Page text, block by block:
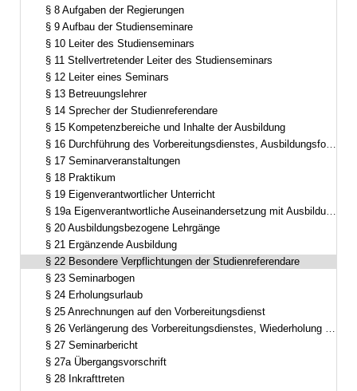
§ 8 Aufgaben der Regierungen
§ 9 Aufbau der Studienseminare
§ 10 Leiter des Studienseminars
§ 11 Stellvertretender Leiter des Studienseminars
§ 12 Leiter eines Seminars
§ 13 Betreuungslehrer
§ 14 Sprecher der Studienreferendare
§ 15 Kompetenzbereiche und Inhalte der Ausbildung
§ 16 Durchführung des Vorbereitungsdienstes, Ausbildungsformen
§ 17 Seminarveranstaltungen
§ 18 Praktikum
§ 19 Eigenverantwortlicher Unterricht
§ 19a Eigenverantwortliche Auseinandersetzung mit Ausbildungsinhalten
§ 20 Ausbildungsbezogene Lehrgänge
§ 21 Ergänzende Ausbildung
§ 22 Besondere Verpflichtungen der Studienreferendare
§ 23 Seminarbogen
§ 24 Erholungsurlaub
§ 25 Anrechnungen auf den Vorbereitungsdienst
§ 26 Verlängerung des Vorbereitungsdienstes, Wiederholung einzelner Ausbildungsabschnitte
§ 27 Seminarbericht
§ 27a Übergangsvorschrift
§ 28 Inkrafttreten